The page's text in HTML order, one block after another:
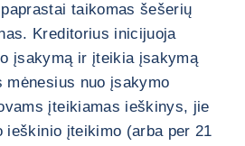
taikomas šešerių
Kreditorius inicijuoja
įsakymą ir įteikia įsakymą
nuo įsakymo
įteikiamas ieškinys, jie
ieškinio įteikimo (arba per 21